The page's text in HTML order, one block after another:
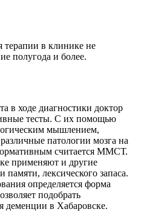
терапии в клинике не
полугода и более.
в ходе диагностики доктор
тесты. С их помощью
мышлением,
патологии мозга на
считается ММСТ.
применяют и другие
лексического запаса.
определяется форма
подобрать
деменции в Хабаровске.